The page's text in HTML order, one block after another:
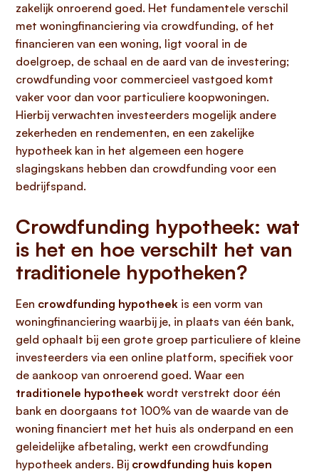
zakelijk onroerend goed. Het fundamentele verschil
met woningfinanciering via crowdfunding, of het
financieren van een woning, ligt vooral in de
doelgroep, de schaal en de aard van de investering;
crowdfunding voor commercieel vastgoed komt
vaker voor dan voor particuliere koopwoningen.
Hierbij verwachten investeerders mogelijk andere
zekerheden en rendementen, en een zakelijke
hypotheek kan in het algemeen een hogere
slagingskans hebben dan crowdfunding voor een
bedrijfspand.
Crowdfunding hypotheek: wat
is het en hoe verschilt het van
traditionele hypotheken?
Een crowdfunding hypotheek is een vorm van
woningfinanciering waarbij je, in plaats van één bank,
geld ophaalt bij een grote groep particuliere of kleine
investeerders via een online platform, specifiek voor
de aankoop van onroerend goed. Waar een
traditionele hypotheek wordt verstrekt door één
bank en doorgaans tot 100% van de waarde van de
woning financiert met het huis als onderpand en een
geleidelijke afbetaling, werkt een crowdfunding
hypotheek anders. Bij crowdfunding huis kopen